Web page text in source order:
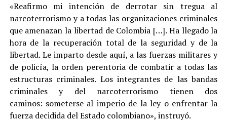
«Reafirmo mi intención de derrotar sin tregua al
narcoterrorismo y a todas las organizaciones criminales
que amenazan la libertad de Colombia […]. Ha llegado la
hora de la recuperación total de la seguridad y de la
libertad. Le imparto desde aquí, a las fuerzas militares y
de policía, la orden perentoria de combatir a todas las
estructuras criminales. Los integrantes de las bandas
criminales y del narcoterrorismo tienen dos
caminos: someterse al imperio de la ley o enfrentar la
fuerza decidida del Estado colombiano», instruyó.